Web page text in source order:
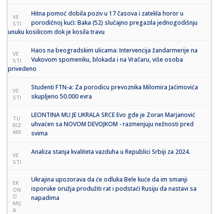
VE
STI
Hitna pomoć dobila poziv u 17 časova i zatekla horor u
porodičnoj kući: Baka (52) slučajno pregazila jednogodišnju
unuku kosilicom dok je kosila travu
VE
STI
Haos na beogradskim ulicama: Intervencija žandarmerije na
Vukovom spomeniku, blokada i na Vračaru, više osoba
privedeno
VE
STI
Studenti FTN-a: Za porodicu prevoznika Milomira Jaćimovića
skupljeno 50.000 evra
TU
RIZ
AM
LEONTINA MU JE UKRALA SRCE Evo gde je Zoran Marjanović
uhvaćen sa NOVOM DEVOJKOM - razmenjuju nežnosti pred
svima
VE
STI
Analiza stanja kvaliteta vazduha u Republici Srbiji za 2024.
EK
ON
O
MIJ
A
Ukrajina upozorava da će odluka Bele kuće da im smanji
isporuke oružja produžiti rat i podstaći Rusiju da nastavi sa
napadima